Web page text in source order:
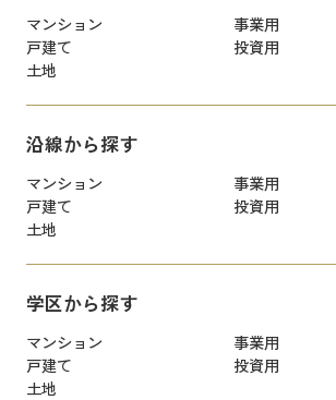
マンション
事業用
戸建て
投資用
土地
沿線から探す
マンション
事業用
戸建て
投資用
土地
学区から探す
マンション
事業用
戸建て
投資用
土地